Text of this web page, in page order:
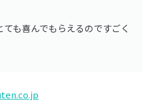
も喜んでもらえるのですごく